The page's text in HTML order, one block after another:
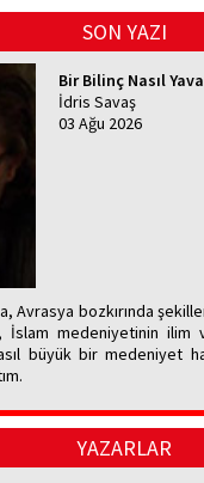
SON YAZI
Bir Bilinç Nasıl
İdris Savaş
03 Ağu 2026
Avrasya bozkırında
İslam medeniyetinin
büyük bir medeniyet
YAZARLAR